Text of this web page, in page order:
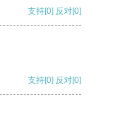
支持[0] 反对[0]
支持[0] 反对[0]